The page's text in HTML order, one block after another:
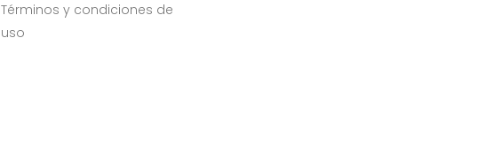
Términos y condiciones de
uso